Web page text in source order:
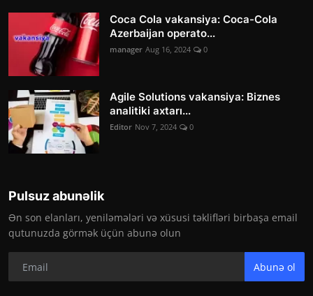
Coca Cola vakansiya: Coca-Cola
Azerbaijan operato...
manager Aug 16, 2024 0
Agile Solutions vakansiya: Biznes
analitiki axtarı...
Editor Nov 7, 2024 0
Pulsuz abunəlik
Ən son elanları, yeniləmələri və xüsusi təklifləri birbaşa email
qutunuzda görmək üçün abunə olun
Abunə ol